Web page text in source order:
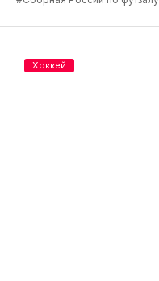
Хоккей